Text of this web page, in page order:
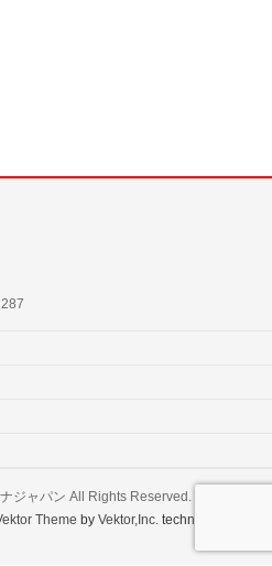
ジャパン All Rights Reserved.
Theme byVektor,Inc. technology.